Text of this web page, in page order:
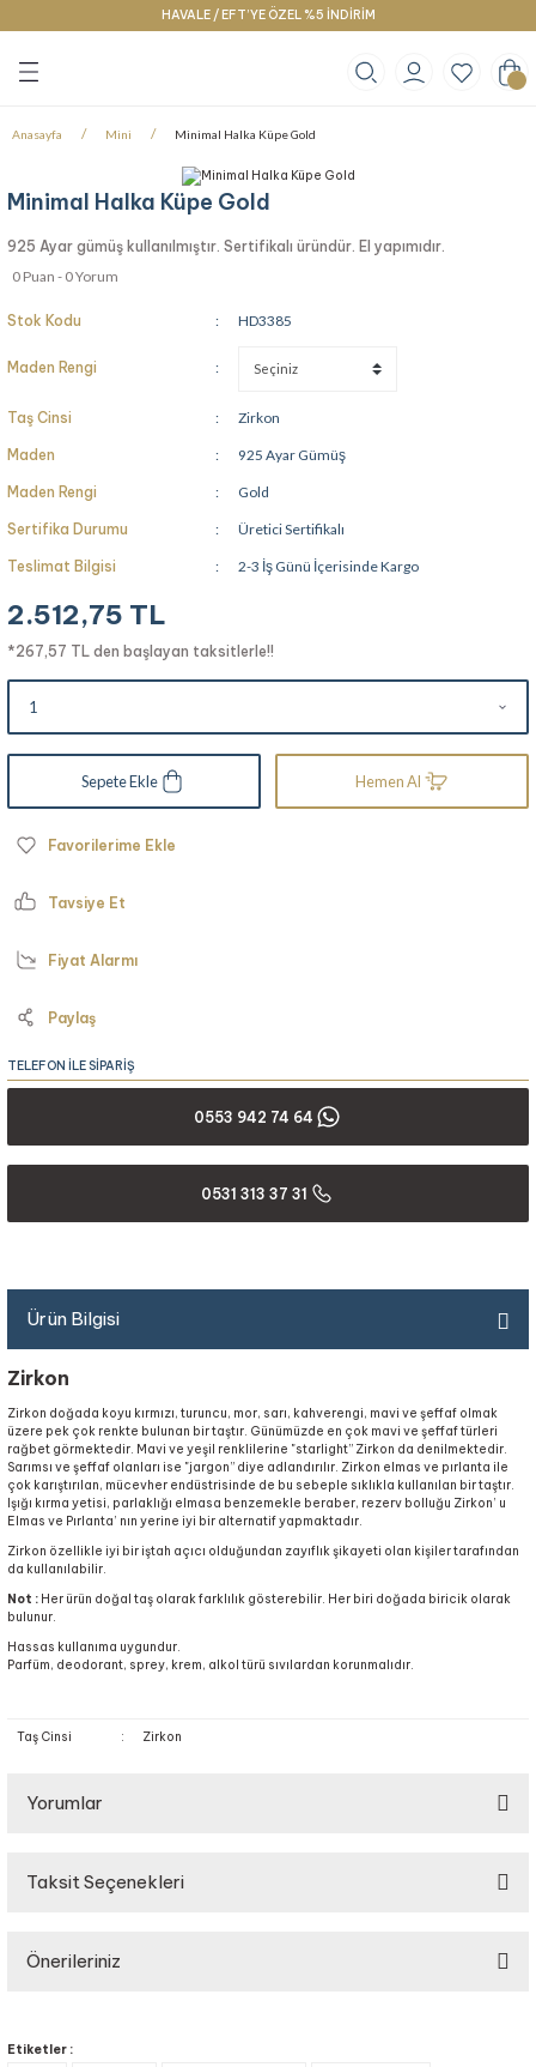
HAVALE / EFT’YE ÖZEL %5 İNDİRİM
Geri Dön
Geri Dön
Geri Dön
Anasayfa Mini Minimal Halka Küpe Gold
Minimal Halka Küpe Gold
925 Ayar gümüş kullanılmıştır. Sertifikalı üründür. El yapımıdır.
0 Puan - 0 Yorum
Stok Kodu HD3385
Maden Rengi
Taş Cinsi Zirkon
Maden 925 Ayar Gümüş
Maden Rengi Gold
Sertifika Durumu Üretici Sertifikalı
Teslimat Bilgisi 2-3 İş Günü İçerisinde Kargo
2.512,75 TL
*267,57 TL den başlayan taksitlerle!!
Sepete Ekle Hemen Al
Tavsiye Et
Fiyat Alarmı
Paylaş
TELEFON İLE SİPARİŞ
0553 942 74 64
0531 313 37 31
Ürün Bilgisi
Zirkon
Zirkon doğada koyu kırmızı, turuncu, mor, sarı, kahverengi, mavi ve şeffaf olmak
üzere pek çok renkte bulunan bir taştır. Günümüzde en çok mavi ve şeffaf türleri
rağbet görmektedir. Mavi ve yeşil renklilerine "starlight” Zirkon da denilmektedir.
Sarımsı ve şeffaf olanları ise "jargon” diye adlandırılır. Zirkon elmas ve pırlanta ile
çok karıştırılan, mücevher endüstrisinde de bu sebeple sıklıkla kullanılan bir taştır.
Işığı kırma yetisi, parlaklığı elmasa benzemekle beraber, rezerv bolluğu Zirkon’ u
Elmas ve Pırlanta’ nın yerine iyi bir alternatif yapmaktadır.
Zirkon özellikle iyi bir iştah açıcı olduğundan zayıflık şikayeti olan kişiler tarafından
da kullanılabilir.
Not : Her ürün doğal taş olarak farklılık gösterebilir. Her biri doğada biricik olarak
bulunur.
Hassas kullanıma uygundur.
Parfüm, deodorant, sprey, krem, alkol türü sıvılardan korunmalıdır.
Taş Cinsi : Zirkon
Yorumlar
Taksit Seçenekleri
Önerileriniz
Etiketler :